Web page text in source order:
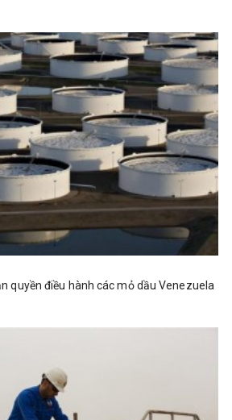
quyền điều hành các mỏ dầu Venezuela